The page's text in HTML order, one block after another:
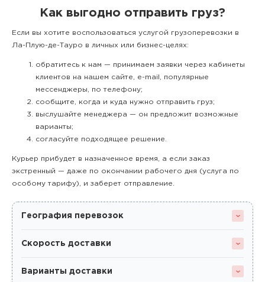
Как выгодно отправить груз?
Если вы хотите воспользоваться услугой грузоперевозки в
Ла-Плую-де-Тауро в личных или бизнес-целях:
обратитесь к нам — принимаем заявки через кабинеты
клиентов на нашем сайте, e-mail, популярные
мессенджеры, по телефону;
сообщите, когда и куда нужно отправить груз;
выслушайте менеджера — он предложит возможные
варианты;
согласуйте подходящее решение.
Курьер прибудет в назначенное время, а если заказ
экстренный — даже по окончании рабочего дня (услуга по
особому тарифу), и заберет отправление.
География перевозок
Скорость доставки
Варианты доставки